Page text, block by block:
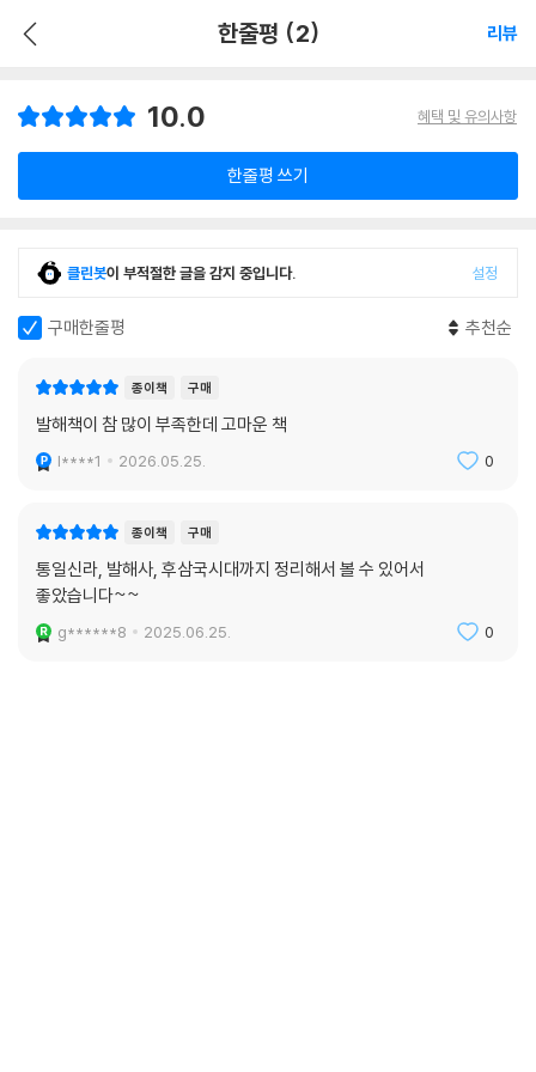
한줄평 (2) 리뷰
10.0 혜택 및 유의사항
한줄평 쓰기
클린봇이 부적절한 글을 감지 중입니다. 설정
구매한줄평 추천순
종이책 구매
발해책이 참 많이 부족한데 고마운 책
l****1 2026.05.25. 0
종이책 구매
통일신라, 발해사, 후삼국시대까지 정리해서 볼 수 있어서
좋았습니다~~
g******8 2025.06.25. 0